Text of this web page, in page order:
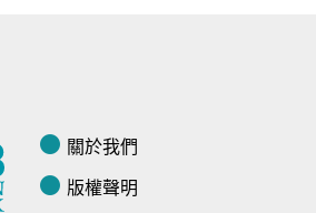
關於我們
版權聲明